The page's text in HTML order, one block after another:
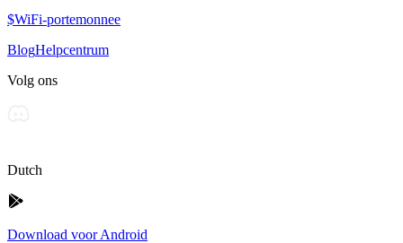
$WiFi-portemonnee
BlogHelpcentrum
Volg ons
Dutch
Download voor Android